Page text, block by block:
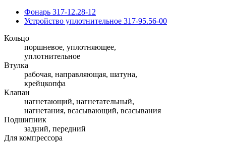
Фонарь 317-12.28-12
Устройство уплотнительное 317-95.56-00
Кольцо
поршневое, уплотняющее,
уплотнительное
Втулка
рабочая, направляющая, шатуна,
крейцкопфа
Клапан
нагнетающий, нагнетательный,
нагнетания, всасывающий, всасывания
Подшипник
задний, передний
Для компрессора